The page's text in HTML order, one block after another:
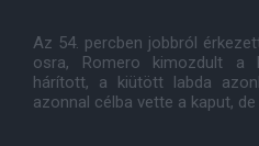
Az 54. percben jobbról
osra, Romero kimozdult a
hárított, a kiütött labda
azonnal célba vette a kaput,